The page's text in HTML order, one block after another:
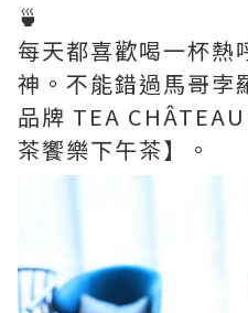
🍵
每天都喜歡喝一杯熱
神。不能錯過馬哥孛
品牌 TEA
茶饗樂下午茶】。